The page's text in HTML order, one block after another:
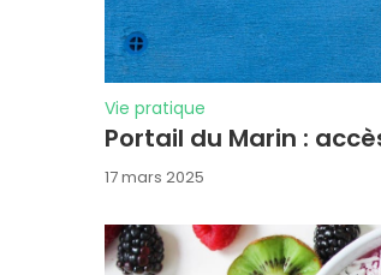
Vie pratique
Portail du Marin :
17 mars 2025